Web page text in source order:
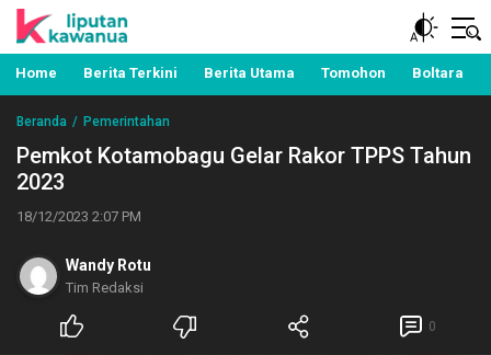
Liputan Kawanua
Berita Manado, Sulawesi Utara, Kawanua, Politik,
Pemerintahan, Hukum Kriminal dan Nasional
Home Berita Terkini Berita Utama Tomohon Boltara
Beranda Pemerintahan
Pemkot Kotamobagu Gelar Rakor TPPS Tahun
2023
18/12/2023 2:07 PM
Wandy Rotu
Tim Redaksi
0